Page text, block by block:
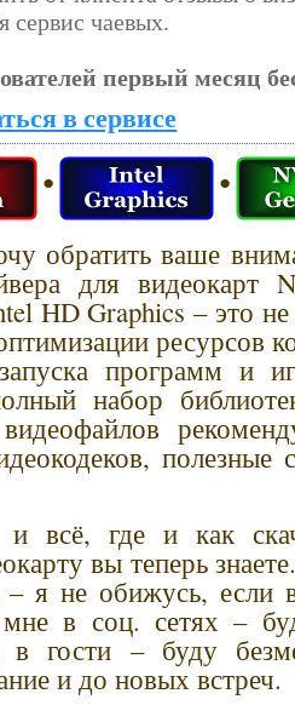
чаевых.
первый месяц
в сервисе
● ●
обратить ваше
для видеокарт
HD Graphics – это
ресурсов
программ и
набор
полезные
и всё, где и как
вы теперь
– я не обижусь, если
мне в соц. сетях –
в гости – буду
и до новых встреч.